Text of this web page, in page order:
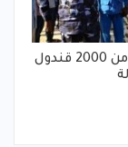
ضبط اكثر من 2000 قندول